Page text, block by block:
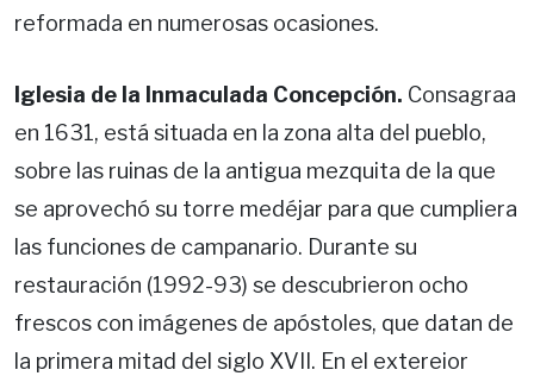
reformada en numerosas ocasiones.
Iglesia de la Inmaculada Concepción. Consagraa
en 1631, está situada en la zona alta del pueblo,
sobre las ruinas de la antigua mezquita de la que
se aprovechó su torre medéjar para que cumpliera
las funciones de campanario. Durante su
restauración (1992-93) se descubrieron ocho
frescos con imágenes de apóstoles, que datan de
la primera mitad del siglo XVII. En el extereior